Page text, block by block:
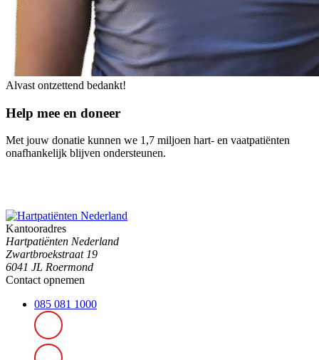
Alvast ontzettend bedankt!
Help mee en doneer
Met jouw donatie kunnen we 1,7 miljoen hart- en vaatpatiënten
onafhankelijk blijven ondersteunen.
Kantooradres
Hartpatiënten Nederland
Zwartbroekstraat 19
6041 JL Roermond
Contact opnemen
085 081 1000